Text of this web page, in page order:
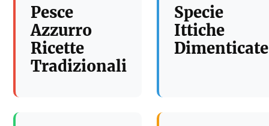
Pesce
Azzurro
Ricette
Tradizionali
Specie
Ittiche
Dimenticate